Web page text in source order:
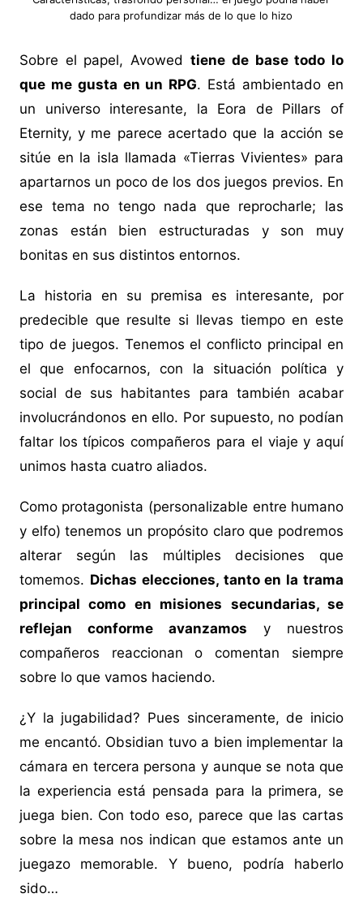
dado para profundizar más de lo que lo hizo
Sobre el papel, Avowed tiene de base todo lo
que me gusta en un RPG. Está ambientado en
un universo interesante, la Eora de Pillars of
Eternity, y me parece acertado que la acción se
sitúe en la isla llamada «Tierras Vivientes» para
apartarnos un poco de los dos juegos previos. En
ese tema no tengo nada que reprocharle; las
zonas están bien estructuradas y son muy
bonitas en sus distintos entornos.
La historia en su premisa es interesante, por
predecible que resulte si llevas tiempo en este
tipo de juegos. Tenemos el conflicto principal en
el que enfocarnos, con la situación política y
social de sus habitantes para también acabar
involucrándonos en ello. Por supuesto, no podían
faltar los típicos compañeros para el viaje y aquí
unimos hasta cuatro aliados.
Como protagonista (personalizable entre humano
y elfo) tenemos un propósito claro que podremos
alterar según las múltiples decisiones que
tomemos. Dichas elecciones, tanto en la trama
principal como en misiones secundarias, se
reflejan conforme avanzamos y nuestros
compañeros reaccionan o comentan siempre
sobre lo que vamos haciendo.
¿Y la jugabilidad? Pues sinceramente, de inicio
me encantó. Obsidian tuvo a bien implementar la
cámara en tercera persona y aunque se nota que
la experiencia está pensada para la primera, se
juega bien. Con todo eso, parece que las cartas
sobre la mesa nos indican que estamos ante un
juegazo memorable. Y bueno, podría haberlo
sido…